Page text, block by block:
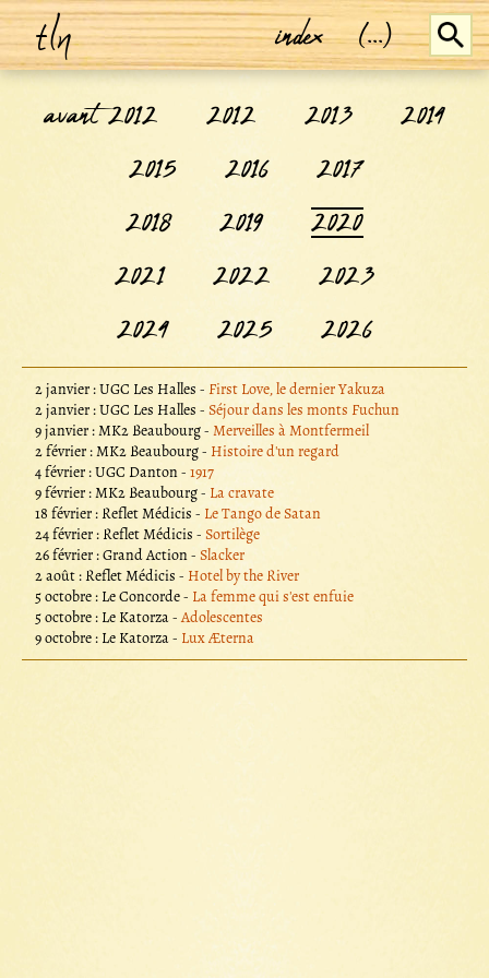
tln index (...)
avant 2012 2012 2013
2014
2015
2016
2017
2018
2019
2020
2021
2022
2023
2024
2025 2026
2 janvier : UGC Les Halles - First Love, le dernier Yakuza
2 janvier : UGC Les Halles - Séjour dans les monts Fuchun
9 janvier : MK2 Beaubourg - Merveilles à Montfermeil
2 février : MK2 Beaubourg - Histoire d'un regard
4 février : UGC Danton - 1917
9 février : MK2 Beaubourg - La cravate
18 février : Reflet Médicis - Le Tango de Satan
24 février : Reflet Médicis - Sortilège
26 février : Grand Action - Slacker
2 août : Reflet Médicis - Hotel by the River
5 octobre : Le Concorde - La femme qui s'est enfuie
5 octobre : Le Katorza -Adolescentes
9 octobre : Le Katorza - Lux Æterna